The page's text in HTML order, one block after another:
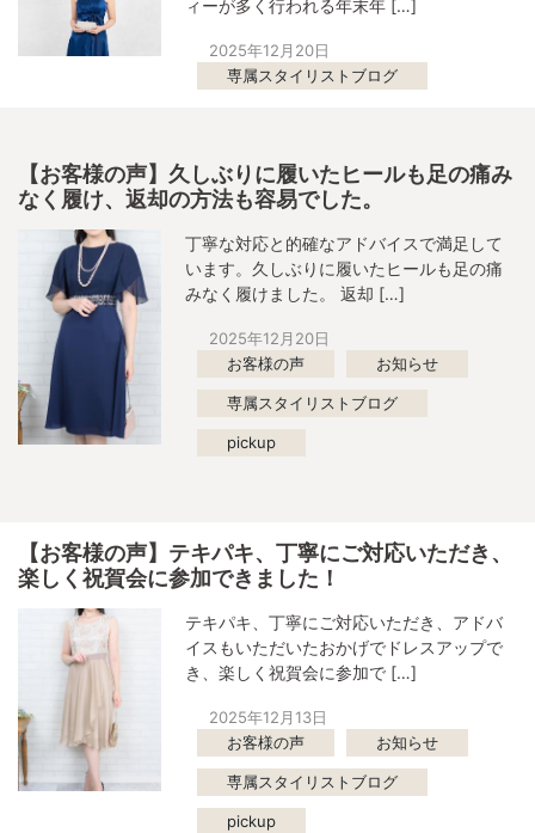
ィーが多く行われる年末年 […]
2025年12月20日
専属スタイリストブログ
【お客様の声】久しぶりに履いたヒールも足の痛み
なく履け、返却の方法も容易でした。
丁寧な対応と的確なアドバイスで満足して
います。久しぶりに履いたヒールも足の痛
みなく履けました。 返却 […]
2025年12月20日
お客様の声
お知らせ
専属スタイリストブログ
pickup
【お客様の声】テキパキ、丁寧にご対応いただき、
楽しく祝賀会に参加できました！
テキパキ、丁寧にご対応いただき、アドバ
イスもいただいたおかげでドレスアップで
き、楽しく祝賀会に参加で […]
2025年12月13日
お客様の声
お知らせ
専属スタイリストブログ
pickup